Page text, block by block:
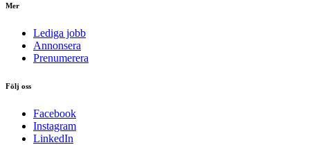
Mer
Lediga jobb
Annonsera
Prenumerera
Följ oss
Facebook
Instagram
LinkedIn